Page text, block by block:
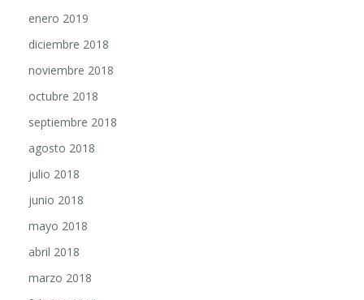
diciembre 2018
noviembre 2018
octubre 2018
septiembre 2018
agosto 2018
julio 2018
junio 2018
mayo 2018
abril 2018
marzo 2018
febrero 2018